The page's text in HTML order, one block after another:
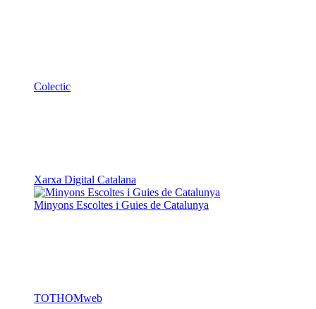
Colectic
Xarxa Digital Catalana
Minyons Escoltes i Guies de Catalunya
TOTHOMweb